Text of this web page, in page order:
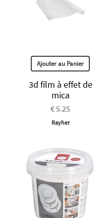
Ajouter au Panier
3d film à effet de
mica
€ 5.25
Rayher